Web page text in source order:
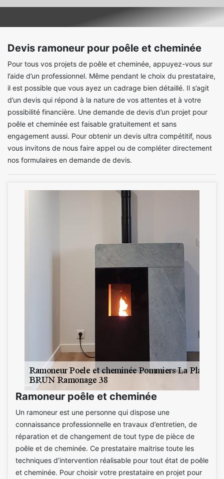
Devis ramoneur pour poêle et cheminée
Pour tous vos projets de poêle et cheminée, appuyez-vous sur
l’aide d’un professionnel. Même pendant le choix du prestataire,
il est possible que vous ayez un cadrage bien détaillé. Il s’agit
d’un devis qui répond à la nature de vos attentes et à votre
possibilité financière. Une demande de devis d’un projet pour
poêle et cheminée est faisable gratuitement et sans
engagement aussi. Pour obtenir un devis ultra compétitif, nous
vous invitons de nous faire appel ou de compléter directement
nos formulaires en demande de devis.
Ramoneur poêle et cheminée
Un ramoneur est une personne qui dispose une
connaissance professionnelle en travaux d’entretien, de
réparation et de changement de tout type de pièce de
poêle et de cheminée. Ce prestataire maitrise toute les
techniques d’intervention réalisable pour tout état de poêle
et cheminée. Pour choisir votre prestataire en projet pour